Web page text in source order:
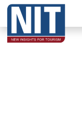
Zum Inhalt springen
NIT – Tourism
Seit 30 Jahren